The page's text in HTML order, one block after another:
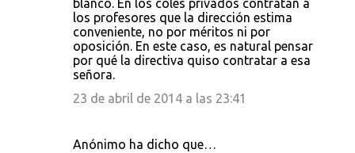
blanco. En los coles privados contratan a
los profesores que la dirección estima
conveniente, no por méritos ni por
oposición. En este caso, es natural pensar
por qué la directiva quiso contratar a esa
señora.
23 de abril de 2014 a las 23:41
Anónimo ha dicho que…